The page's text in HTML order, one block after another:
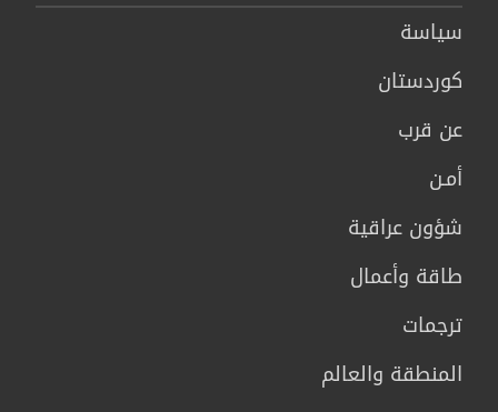
سیاسة
كوردستان
عن قرب
أمـن
شؤون عراقية
طاقة وأعمال
ترجمات
المنطقة والعالم